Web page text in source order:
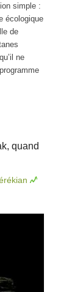
simple :
écologique
de
ne
quand